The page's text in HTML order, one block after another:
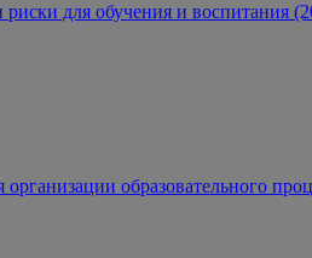
для обучения и воспитания
образовательного